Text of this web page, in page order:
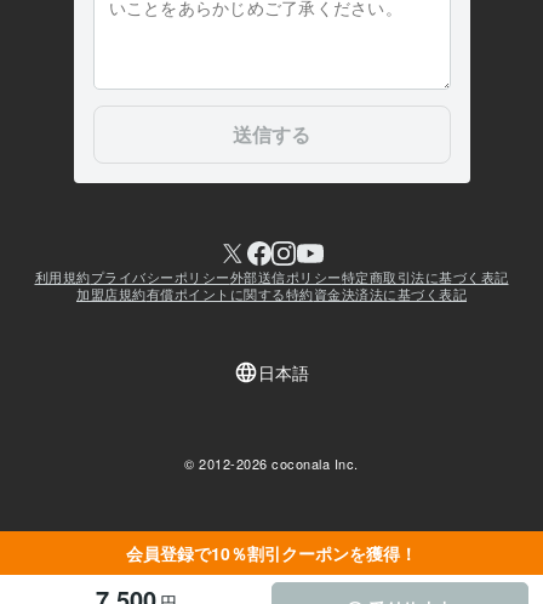
会員登録で10％割引クーポンを獲得！